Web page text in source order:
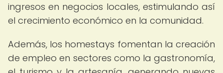
ingresos en negocios locales, estimulando así
el crecimiento económico en la comunidad.
Además, los homestays fomentan la creación
de empleo en sectores como la gastronomía,